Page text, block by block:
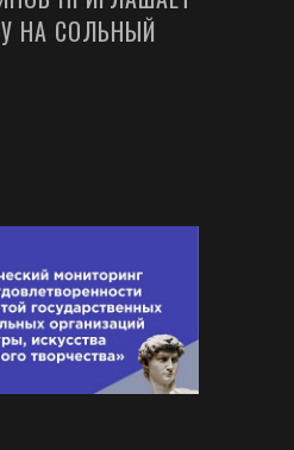
НА СОЛЬНЫЙ